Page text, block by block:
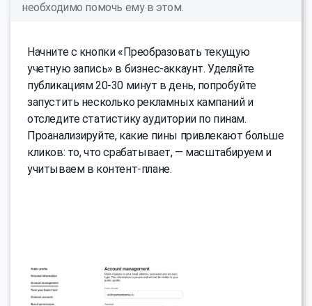
необходимо помочь ему в этом.
Начните с кнопки «Преобразовать текущую
учетную запись» в бизнес-аккаунт. Уделяйте
публикациям 20-30 минут в день, попробуйте
запустить несколько рекламных кампаний и
отследите статистику аудитории по пинам.
Проанализируйте, какие пины привлекают больше
кликов: то, что срабатывает, — масштабируем и
учитываем в контент-плане.